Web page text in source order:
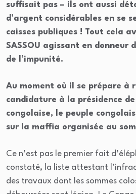
suffisait pas – ils ont aussi
d’argent considérables en se
caisses publiques ! Tout cela
SASSOU agissant en donneur
de l’impunité.
Au moment où il se prépare à
candidature à la présidence
congolaise, le peuple
sur la maffia organisée au
Ce n’est pas le premier fait
constaté, la liste attestant
des travaux dont les sommes